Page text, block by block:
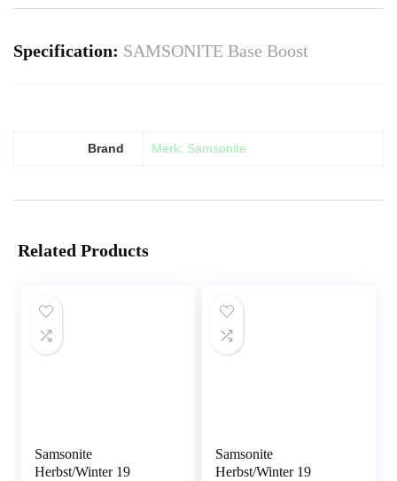
Specification: SAMSONITE Base Boost
Brand Merk: Samsonite
Related Products
Samsonite
Herbst/Winter 19
Samsonite
Herbst/Winter 19